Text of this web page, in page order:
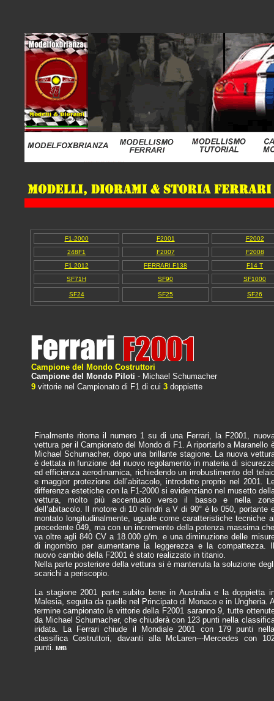
F1-2000 F2001
F2002
248F1
F2007
F2008
F1 2012
FERRARI F138
F14 T
SF71H
SF90 SF1000
SF24 SF25 SF26
Campione del Mondo Costruttori
Campione del Mondo Piloti - Michael Schumacher
9 vittorie nel Campionato di F1 di cui 3 doppiette
Finalmente ritorna il numero 1 su di una Ferrari, la F2001,
vettura per il Campionato del Mondo di F1. A riportarlo a Maranello
Michael Schumacher, dopo una brillante stagione. La nuova
è dettata in funzione del nuovo regolamento in materia di
ed efficienza aerodinamica, richiedendo un irrobustimento del
e maggior protezione dell’abitacolo, introdotto proprio nel 2001.
differenza estetiche con la F1-2000 si evidenziano nel musetto
vettura, molto più accentuato verso il basso e nella
dell’abitacolo. Il motore di 10 cilindri a V di 90° è lo 050, portante
montato longitudinalmente, uguale come caratteristiche tecniche
precedente 049, ma con un incremento della potenza massima
va oltre agli 840 CV a 18.000 g/m. e una diminuzione delle
di ingombro per aumentarne la leggerezza e la compattezza.
nuovo cambio della F2001 è stato realizzato in titanio.
Nella parte posteriore della vettura si è mantenuta la soluzione
scarichi a periscopio.
La stagione 2001 parte subito bene in Australia e la doppietta
Malesia, seguita da quelle nel Principato di Monaco e in Ungheria.
termine campionato le vittorie della F2001 saranno 9, tutte
da Michael Schumacher, che chiuderà con 123 punti nella
iridata. La Ferrari chiude il Mondiale 2001 con 179 punti
classifica Costruttori, davanti alla McLaren---Mercedes con
punti. MfB